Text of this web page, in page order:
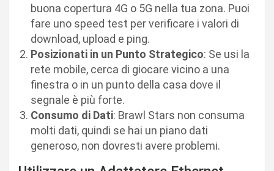
buona copertura 4G o 5G nella tua zona. Puoi
fare uno speed test per verificare i valori di
download, upload e ping.
Posizionati in un Punto Strategico: Se usi la
rete mobile, cerca di giocare vicino a una
finestra o in un punto della casa dove il
segnale è più forte.
Consumo di Dati: Brawl Stars non consuma
molti dati, quindi se hai un piano dati
generoso, non dovresti avere problemi.